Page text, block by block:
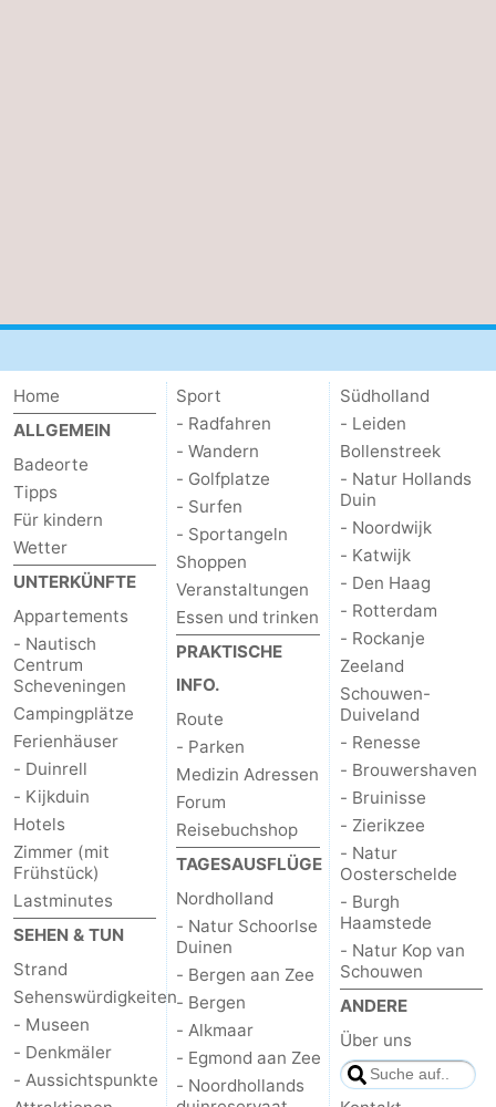
Home
ALLGEMEIN
Badeorte
Tipps
Für kindern
Wetter
UNTERKÜNFTE
Appartements
- Nautisch
Centrum
Scheveningen
Campingplätze
Ferienhäuser
- Duinrell
- Kijkduin
Hotels
Zimmer (mit
Frühstück)
Lastminutes
SEHEN & TUN
Strand
Sehenswürdigkeiten
- Museen
- Denkmäler
- Aussichtspunkte
Sport
- Radfahren
- Wandern
- Golfplatze
- Surfen
- Sportangeln
Shoppen
Veranstaltungen
Essen und trinken
PRAKTISCHE
INFO.
Route
- Parken
Medizin Adressen
Forum
Reisebuchshop
TAGESAUSFLÜGE
Nordholland
- Natur Schoorlse
Duinen
- Bergen aan Zee
- Bergen
- Alkmaar
- Egmond aan Zee
- Noordhollands
Südholland
- Leiden
Bollenstreek
- Natur Hollands
Duin
- Noordwijk
- Katwijk
- Den Haag
- Rotterdam
- Rockanje
Zeeland
Schouwen-
Duiveland
- Renesse
- Brouwershaven
- Bruinisse
- Zierikzee
- Natur
Oosterschelde
- Burgh
Haamstede
- Natur Kop van
Schouwen
ANDERE
Über uns